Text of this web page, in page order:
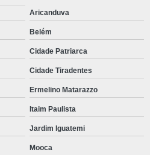
Aricanduva
Belém
Cidade Patriarca
Cidade Tiradentes
Ermelino Matarazzo
Itaim Paulista
Jardim Iguatemi
Mooca